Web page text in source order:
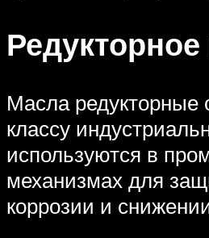
Масла редукторные
классу
используются в
механизмах для
коррозии и